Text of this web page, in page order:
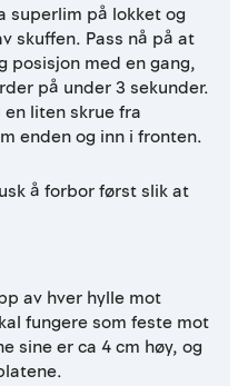
superlim på lokket og
skuffen. Pass nå på at
posisjon med en gang,
på under 3 sekunder.
liten skrue fra
enden og inn i fronten.
å forbor først slik at
av hver hylle mot
fungere som feste mot
sine er ca 4 cm høy, og